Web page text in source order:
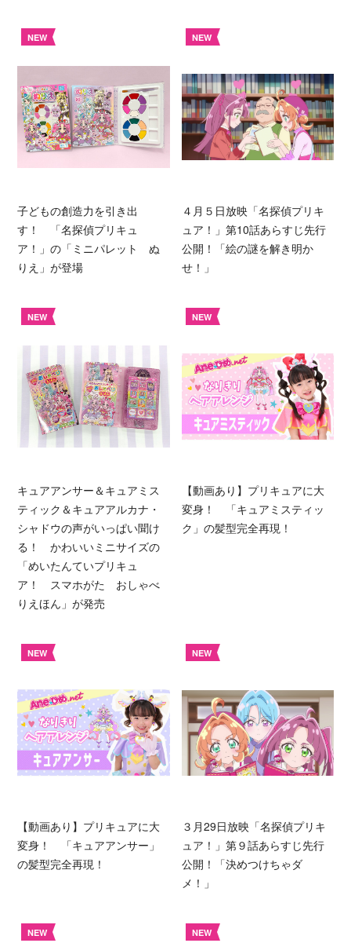
NEW
子どもの創造力を引き出
す！ 「名探偵プリキュ
ア！」の「ミニパレット ぬ
りえ」が登場
NEW
４月５日放映「名探偵プリキ
ュア！」第10話あらすじ先行
公開！「絵の謎を解き明か
せ！」
NEW
キュアアンサー＆キュアミス
ティック＆キュアアルカナ・
シャドウの声がいっぱい聞け
る！ かわいいミニサイズの
「めいたんていプリキュ
ア！ スマホがた おしゃべ
りえほん」が発売
NEW
【動画あり】プリキュアに大
変身！ 「キュアミスティッ
ク」の髪型完全再現！
NEW
【動画あり】プリキュアに大
変身！ 「キュアアンサー」
の髪型完全再現！
NEW
３月29日放映「名探偵プリキ
ュア！」第９話あらすじ先行
公開！「決めつけちゃダ
メ！」
NEW NEW